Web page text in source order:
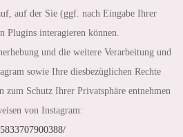
auf der Sie (ggf. nach Eingabe Ihrer
interagieren können.
und die weitere Verarbeitung und
sowie Ihre diesbezüglichen Rechte
zum Schutz Ihrer Privatsphäre entnehmen
von Instagram:
/